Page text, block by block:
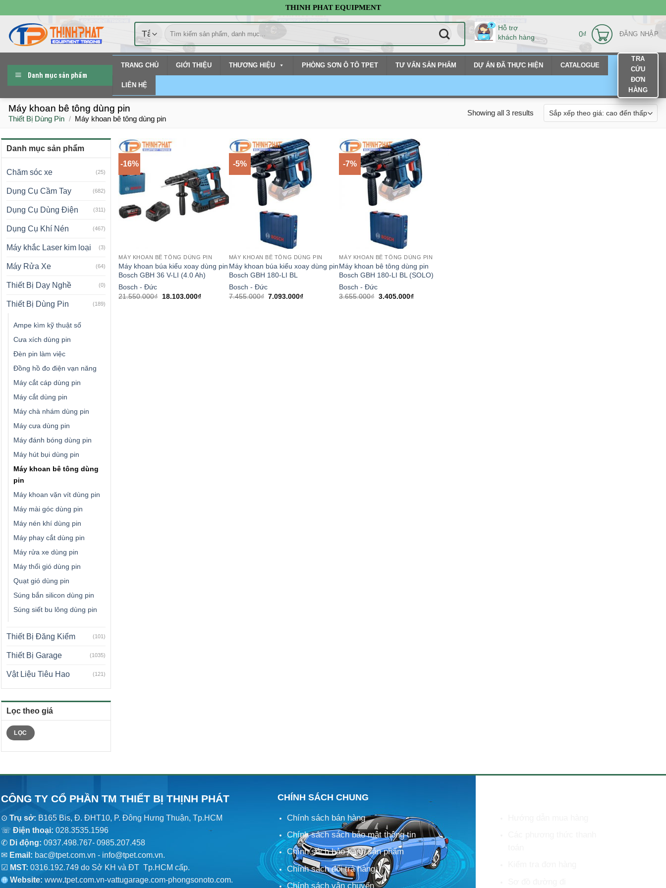
đến
nội
dung
THINH PHAT EQUIPMENT
Tìm
kiếm:
Hỗ trợ
khách hàng
0₫ ĐĂNG NHẬP
Danh mục sản phẩm
TRANG CHỦ GIỚI THIỆU THƯƠNG HIỆU PHÒNG SƠN Ô TÔ TPET TƯ VẤN SẢN PHẨM DỰ ÁN ĐÃ THỰC HIỆN CATALOGUE
LIÊN HỆ
TRA
CỨU
ĐƠN
HÀNG
Máy khoan bê tông dùng pin
Thiết Bị Dùng Pin / Máy khoan bê tông dùng pin
Showing all 3 results
Danh mục sản phẩm
Chăm sóc xe (25)
Dụng Cụ Cầm Tay (682)
Dụng Cụ Dùng Điện (311)
Dụng Cụ Khí Nén (467)
Máy khắc Laser kim loại (3)
Máy Rửa Xe (64)
Thiết Bị Dạy Nghề (0)
Thiết Bị Dùng Pin (189)
Ampe kìm kỹ thuật số
Cưa xích dùng pin
Đèn pin làm việc
Đồng hồ đo điện vạn năng
Máy cắt cáp dùng pin
Máy cắt dùng pin
Máy chà nhám dùng pin
Máy cưa dùng pin
Máy đánh bóng dùng pin
Máy hút bụi dùng pin
Máy khoan bê tông dùng
pin
Máy khoan vặn vít dùng pin
Máy mài góc dùng pin
Máy nén khí dùng pin
Máy phay cắt dùng pin
Máy rửa xe dùng pin
Máy thổi gió dùng pin
Quạt gió dùng pin
Súng bắn silicon dùng pin
Súng siết bu lông dùng pin
Thiết Bị Đăng Kiểm (101)
Thiết Bị Garage (1035)
Vật Liệu Tiêu Hao (121)
Lọc theo giá
Giá
tối
thiểu
Giá
tối
đa
LỌC
-16%
MÁY KHOAN BÊ TÔNG DÙNG PIN
Máy khoan búa kiểu xoay dùng pin
Bosch GBH 36 V-LI (4.0 Ah)
Bosch - Đức
21.550.000₫ Giá
18.103.000₫Giá
-5%
MÁY KHOAN BÊ TÔNG DÙNG PIN
Máy khoan búa kiểu xoay dùng pin
Bosch GBH 180-LI BL
Bosch - Đức
7.455.000₫ Giá
7.093.000₫Giá
-7%
MÁY KHOAN BÊ TÔNG DÙNG PIN
Máy khoan bê tông dùng pin
Bosch GBH 180-LI BL (SOLO)
Bosch - Đức
3.655.000₫ Giá
3.405.000₫Giá
CÔNG TY CỔ PHẦN TM THIẾT BỊ THỊNH PHÁT
⊙ Trụ sở: B165 Bis, Đ. ĐHT10, P. Đông Hưng Thuận, Tp.HCM
☏ Điện thoại: 028.3535.1596
✆ Di động: 0937.498.767- 0985.207.458
✉ Email: bac@tpet.com.vn - info@tpet.com.vn.
☑ MST: 0316.192.749 do Sở KH và ĐT Tp.HCM cấp.
Website: www.tpet.com.vn-vattugarage.com-phongsonoto.com.
CHÍNH SÁCH CHUNG
Chính sách bán hàng
Chính sách sách bảo mật thông tin
Chính sách bảo hành sản phẩm
Chính sách đổi trả hàng
Chính sách vận chuyển